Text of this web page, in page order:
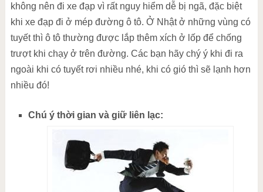
không nên đi xe đạp vì rất nguy hiểm dễ bị ngã, đặc biệt
khi xe đạp đi ở mép đường ô tô. Ở Nhật ở những vùng có
tuyết thì ô tô thường được lắp thêm xích ở lốp để chống
trượt khi chạy ở trên đường. Các bạn hãy chý ý khi đi ra
ngoài khi có tuyết rơi nhiều nhé, khi có gió thì sẽ lạnh hơn
nhiều đó!
Chú ý thời gian và giữ liên lạc: